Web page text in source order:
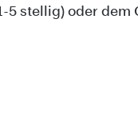
stellig) oder